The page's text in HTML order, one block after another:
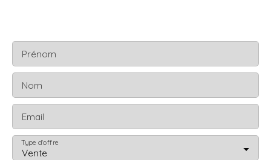
Prénom
Nom
Email
Vente
Type d'offre